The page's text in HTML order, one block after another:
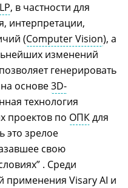
, в частности для
интерпретации,
(Computer Vision), а
изменений
генерировать
основе3D-
технология
проектов по ОПКдля
это зрелое
свою
. Среди
применения Visary AI и